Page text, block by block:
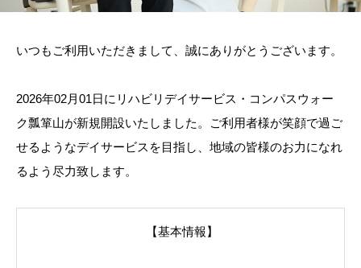
いつもご利用いただきまして、誠にありがとうございます。
2026年02月01日にリハビリデイサービス・コンパスウォー
ク瓢箪山が新規開設いたしました。ご利用者様が笑顔で過ご
せるようなデイサービスを目指し、地域の皆様のお力になれ
るよう尽力致します。
【基本情報】